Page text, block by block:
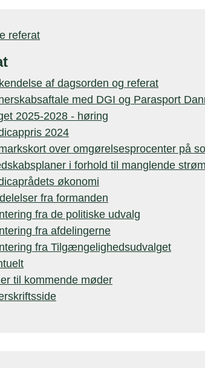
referat
af dagsorden og referat
med DGI og Parasport
2025-2028 - høring
2024
over omgørelsesprocenter på
i forhold til manglende
økonomi
fra formanden
fra de politiske udvalg
fra afdelingerne
fra Tilgængelighedsudvalget
til kommende møder